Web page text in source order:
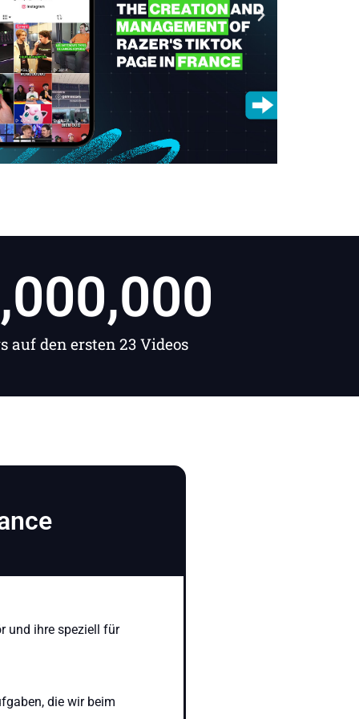
auf den ersten 23 Videos
und ihre speziell für
die wir beim